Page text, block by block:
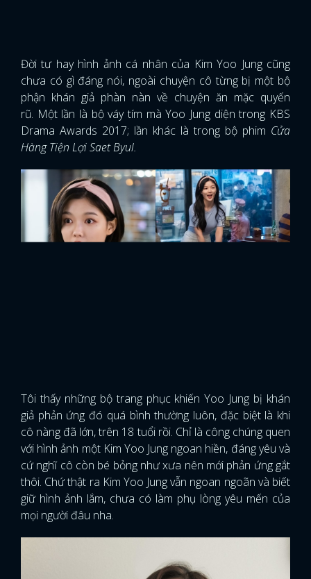
Đời tư hay hình ảnh cá nhân của Kim Yoo Jung cũng
chưa có gì đáng nói, ngoài chuyện cô từng bị một bộ
phận khán giả phàn nàn về chuyện ăn mặc quyến
rũ. Một lần là bộ váy tím mà Yoo Jung diện trong KBS
Drama Awards 2017; lần khác là trong bộ phim Cửa
Hàng Tiện Lợi Saet Byul.
Tôi thấy những bộ trang phục khiến Yoo Jung bị khán
giả phản ứng đó quá bình thường luôn, đặc biệt là khi
cô nàng đã lớn, trên 18 tuổi rồi. Chỉ là công chúng quen
với hình ảnh một Kim Yoo Jung ngoan hiền, đáng yêu và
cứ nghĩ cô còn bé bỏng như xưa nên mới phản ứng gắt
thôi. Chứ thật ra Kim Yoo Jung vẫn ngoan ngoãn và biết
giữ hình ảnh lắm, chưa có làm phụ lòng yêu mến của
mọi người đâu nha.